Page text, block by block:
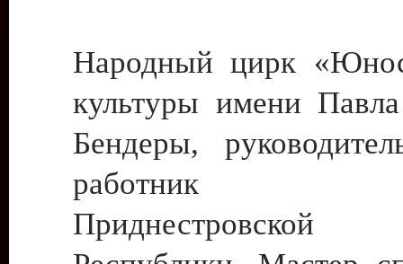
Народный цирк
культуры имени
Бендеры,
работник
Приднестровской